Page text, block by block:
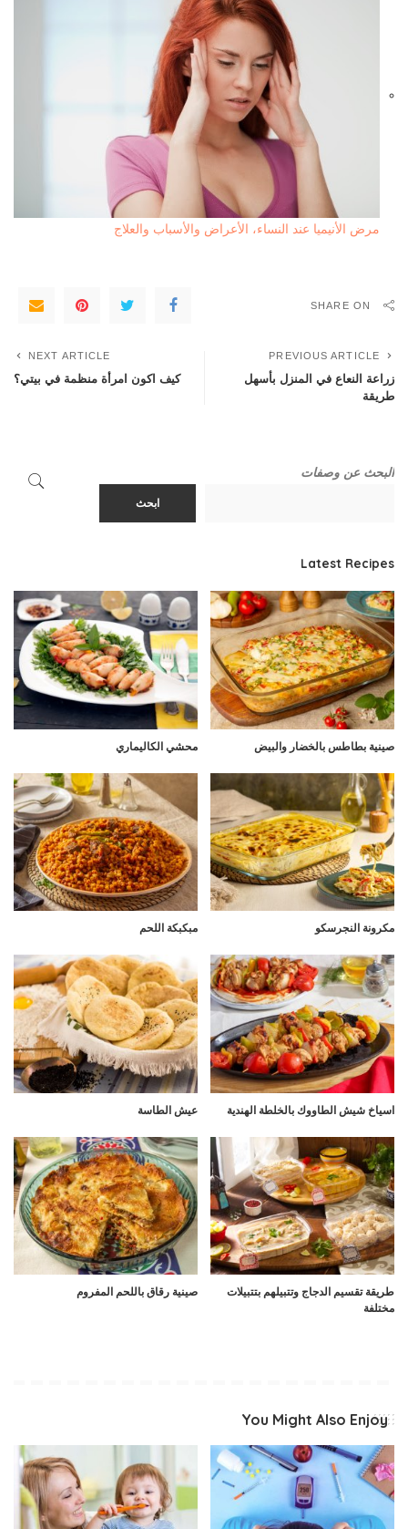
مرض الأنيميا عند النساء، الأعراض والأسباب والعلاج
SHARE ON
PREVIOUS ARTICLE
زراعة النعاع في المنزل بأسهل
طريقة
NEXT ARTICLE
كيف اكون امرأة منظمة في بيتي؟
البحث عن وصفات
ابحث
Latest Recipes
صينية بطاطس بالخضار والبيض محشي الكاليماري
مكرونة النجرسكو مبكبكة اللحم
اسياخ شيش الطاووك بالخلطة الهندية عيش الطاسة
طريقة تقسيم الدجاج وتتبيلهم بتتبيلات
مختلفة
صينية رقاق باللحم المفروم
You Might Also Enjoy